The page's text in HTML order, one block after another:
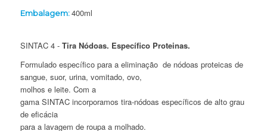
Embalagem:400ml
SINTAC 4 - Tira Nódoas. Específico Proteinas.
Formulado específico para a eliminação de nódoas proteicas de
sangue, suor, urina, vomitado, ovo,
molhos e leite. Com a
gama SINTAC incorporamos tira-nódoas específicos de alto grau
de eficácia
para a lavagem de roupa a molhado.